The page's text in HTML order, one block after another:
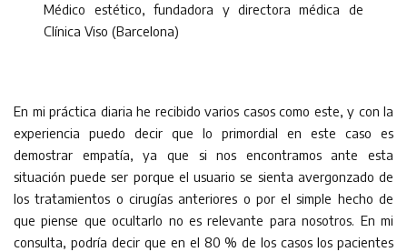
Médico estético, fundadora y directora médica de
Clínica Viso (Barcelona)
En mi práctica diaria he recibido varios casos como este, y con la
experiencia puedo decir que lo primordial en este caso es
demostrar empatía, ya que si nos encontramos ante esta
situación puede ser porque el usuario se sienta avergonzado de
los tratamientos o cirugías anteriores o por el simple hecho de
que piense que ocultarlo no es relevante para nosotros. En mi
consulta, podría decir que en el 80 % de los casos los pacientes